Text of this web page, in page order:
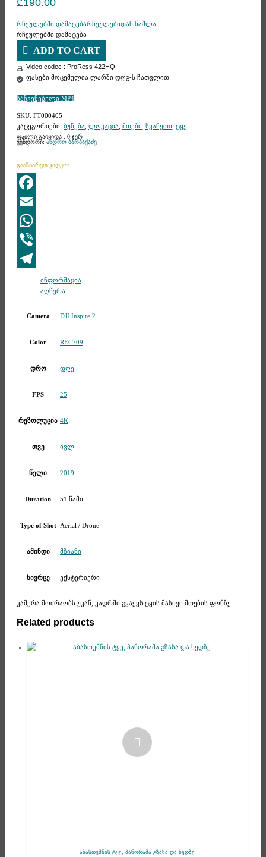
რჩეულებში დამატებარჩეულებიდან წაშლა
რჩეულებში დამატება
ADD TO CART
Video codec : ProRess 422HQ
ფასები მოცემულია ლარში დღგ-ს ჩათვლით
საჩვენებელი MP4
SKU: FT000405
კატეგორიები: ბუნება ლოკაცია მთები სვანეთი ტყე
ფაილი გაიყიდა : 0-ჯერ
ვენდორი: ანდრო ბარბაქაძე
გააზიარეთ ვიდეო:
Facebook
Email
WhatsApp
Viber
Telegramინფორმაცია
აღწერა
Camera DJI Inspire 2
Color REC709
დრო დღე
FPS 25
რეზოლუცია 4K
თვე ივლ
წელი 2019
Duration 51 წამი
Type of Shot Aerial / Drone
ამინდი მზიანი
სივრცე ექსტერიერი
კამერა მოძრაობს უკან, კადრში გვაქვს ტყის მასივი მთების ფონზე
Related products
აბასთუმნის ტყე, პანორამა გზასა და ხედზე